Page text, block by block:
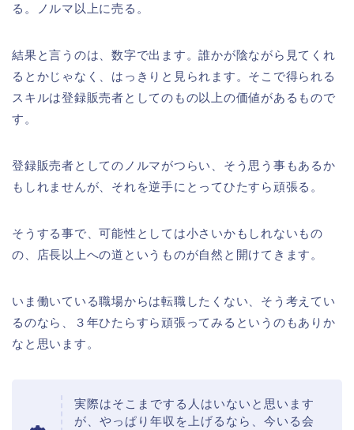
る。ノルマ以上に売る。
結果と言うのは、数字で出ます。誰かが陰ながら見てくれ
るとかじゃなく、はっきりと見られます。そこで得られる
スキルは登録販売者としてのもの以上の価値があるもので
す。
登録販売者としてのノルマがつらい、そう思う事もあるか
もしれませんが、それを逆手にとってひたすら頑張る。
そうする事で、可能性としては小さいかもしれないもの
の、店長以上への道というものが自然と開けてきます。
いま働いている職場からは転職したくない、そう考えてい
るのなら、３年ひたらすら頑張ってみるというのもありか
なと思います。
実際はそこまでする人はいないと思います
が、やっぱり年収を上げるなら、今いる会